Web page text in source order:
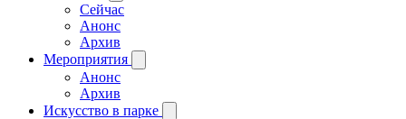
Сейчас
Анонс
Архив
Мероприятия
Анонс
Архив
Искусство в парке